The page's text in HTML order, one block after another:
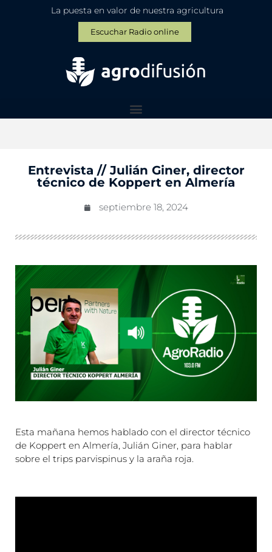
La puesta en valor de nuestra agricultura
Escuchar Radio online
Entrevista // Julián Giner, director
técnico de Koppert en Almería
septiembre 18, 2024
Esta mañana hemos hablado con el director técnico
de Koppert en Almería, Julián Giner, para hablar
sobre el trips parvispinus y la araña roja.